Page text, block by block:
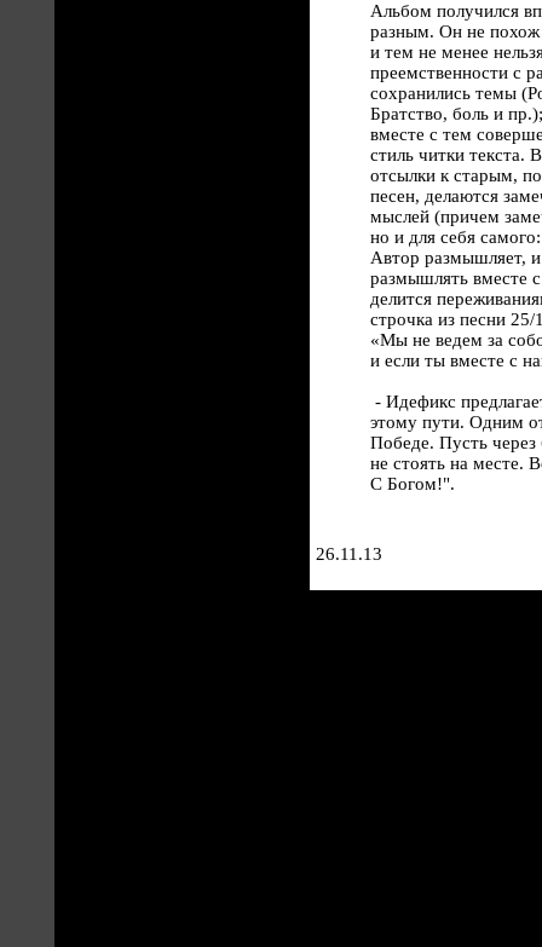
Альбом получился
разным. Он не
и тем не менее
преемственности с
сохранились темы
Братство, боль и
вместе с тем
стиль читки текста.
отсылки к старым,
песен, делаются
мыслей (причем
но и для себя
Автор размышляет, и
размышлять вместе
делится
строчка из песни 25/
«Мы не ведем за
и если ты вместе с
- Идефикс
этому пути. Одним
Победе. Пусть
не стоять на месте.
С Богом!".
26.11.13